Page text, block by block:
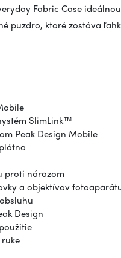
Fabric Case
puzdro, ktoré zostáva
SlimLink™
Peak Design Mobile
proti nárazom
a objektívov
Design